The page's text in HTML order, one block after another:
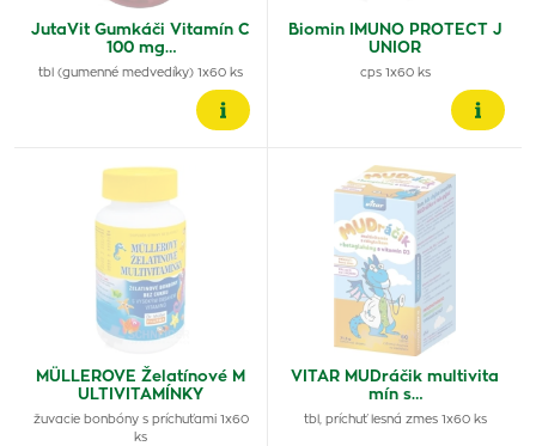
JutaVit Gumkáči Vitamín C
100 mg…
tbl (gumenné medvedíky) 1x60 ks
Biomin IMUNO PROTECT J
UNIOR
cps 1x60 ks
MÜLLEROVE Želatínové M
ULTIVITAMÍNKY
žuvacie bonbóny s príchuťami 1x60
ks
VITAR MUDráčik multivita
mín s…
tbl, príchuť lesná zmes 1x60 ks